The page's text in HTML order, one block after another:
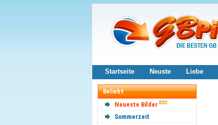
Startseite Neuste Liebe
Beliebt
Neueste Bilder
Sommerzeit